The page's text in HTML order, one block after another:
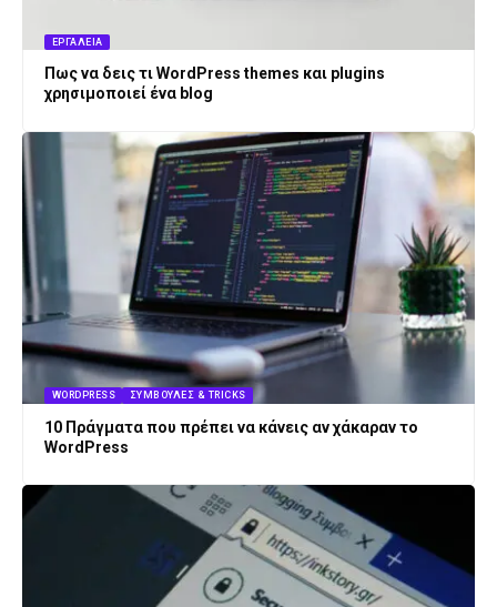
ΕΡΓΑΛΕΊΑ
Πως να δεις τι WordPress themes και plugins
χρησιμοποιεί ένα blog
WORDPRESS ΣΥΜΒΟΥΛΈΣ & TRICKS
10 Πράγματα που πρέπει να κάνεις αν χάκαραν το
WordPress